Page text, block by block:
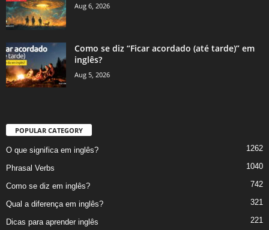
Aug 6, 2026
Como se diz “Ficar acordado (até tarde)” em
inglês?
Aug 5, 2026
POPULAR CATEGORY
O que significa em inglês? 1262
Phrasal Verbs 1040
Como se diz em inglês? 742
Qual a diferença em inglês? 321
Dicas para aprender inglês 221